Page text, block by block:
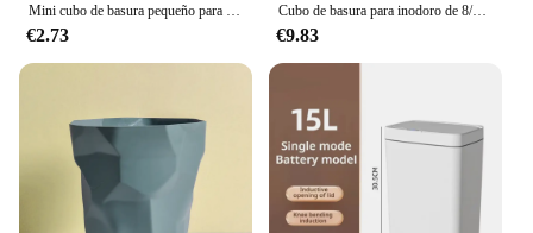
Mini cubo de basura pequeño para escritorio, cubo de basura con cubierta para dormitorio, caja de almacenamiento de espacio de trabajo limpio, escritorio para el hogar
€2.73
Cubo de basura para inodoro de 8/12L con tapa, bolsa de basura montada en la pared, papelera para baño, fregadero de cocina, cubo de basura colgante
€9.83